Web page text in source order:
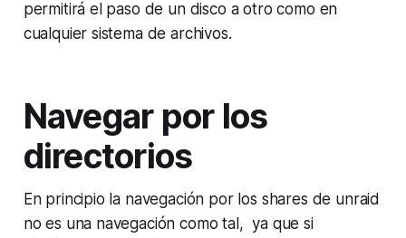
permitirá el paso de un disco a otro como en
cualquier sistema de archivos.
Navegar por los
directorios
En principio la navegación por los shares de unraid
no es una navegación como tal, ya que si